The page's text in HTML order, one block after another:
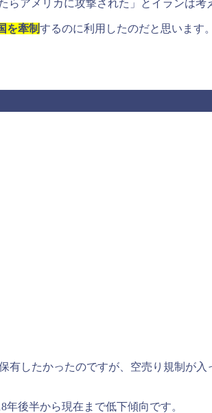
アメリカに攻撃された」とイランは考
を牽制するのに利用したのだと思います。
したかったのですが、空売り規制が入
後半から現在まで低下傾向です。